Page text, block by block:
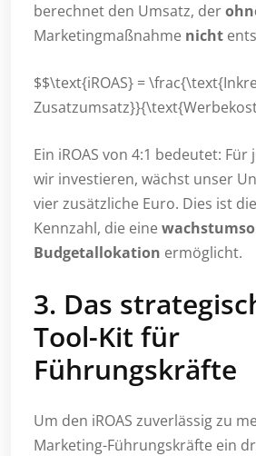
berechnet den Umsatz, der
Marketingmaßnahme nicht
$$\text{iROAS} =
Ein iROAS von 4:1 bedeutet: Für
wir investieren, wächst unser
vier zusätzliche Euro. Dies ist
Kennzahl, die eine
Budgetallokation ermöglicht.
3. Das
Tool-Kit für
Führungskräfte
Um den iROAS zuverlässig zu
Marketing-Führungskräfte ein